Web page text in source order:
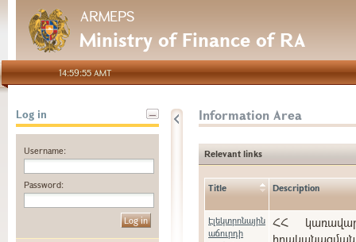
ARMEPS
Ministry of Finance of RA
14:59:55 AMT
Log in
Username:
Password:
Information Area
Relevant links
Title Description
Էլեկտրոնային
աճուրդի
ՀՀ